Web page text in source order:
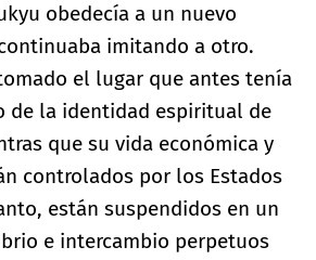
obedecía a un nuevo
imitando a otro.
el lugar que antes tenía
de la identidad espiritual de
que su vida económica y
controlados por los Estados
están suspendidos en un
e intercambio perpetuos